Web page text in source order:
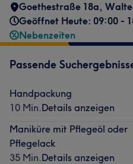
Goethestraße 18a,
Geöffnet Heute: 09:00 -
Nebenzeiten
Passende
Handpackung
10 Min.Details anzeigen
Maniküre mit Pflegeöl oder
Pflegelack
35 Min.Details anzeigen